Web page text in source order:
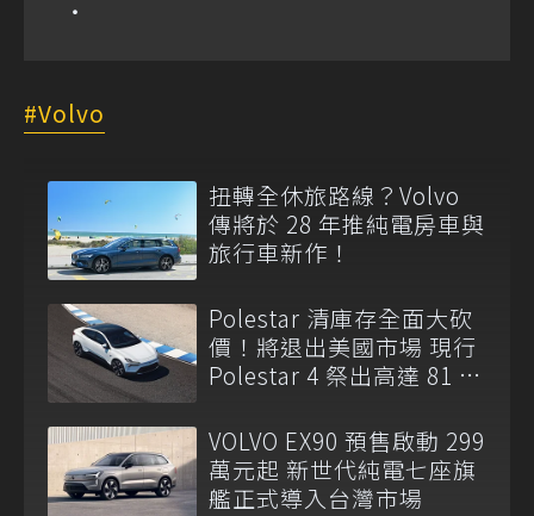
Volvo
扭轉全休旅路線？Volvo
傳將於 28 年推純電房車與
旅行車新作！
Polestar 清庫存全面大砍
價！將退出美國市場 現行
Polestar 4 祭出高達 81 萬
VOLVO EX90 預售啟動 299
萬元起 新世代純電七座旗
艦正式導入台灣市場